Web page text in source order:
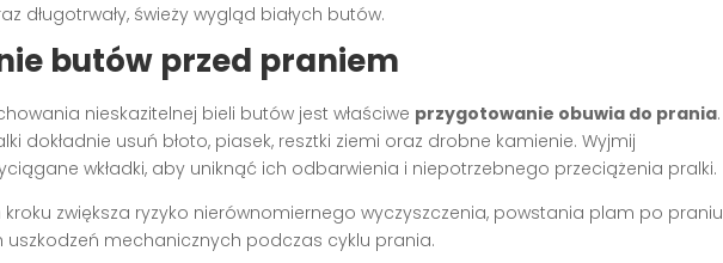
długotrwały, świeży wygląd białych butów.
butów przed praniem
nieskazitelnej bieli butów jest właściwe przygotowanie obuwia do prania.
dokładnie usuń błoto, piasek, resztki ziemi oraz drobne kamienie. Wyjmij
wkładki, aby uniknąć ich odbarwienia i niepotrzebnego przeciążenia pralki.
zwiększa ryzyko nierównomiernego wyczyszczenia, powstania plam po praniu
uszkodzeń mechanicznych podczas cyklu prania.